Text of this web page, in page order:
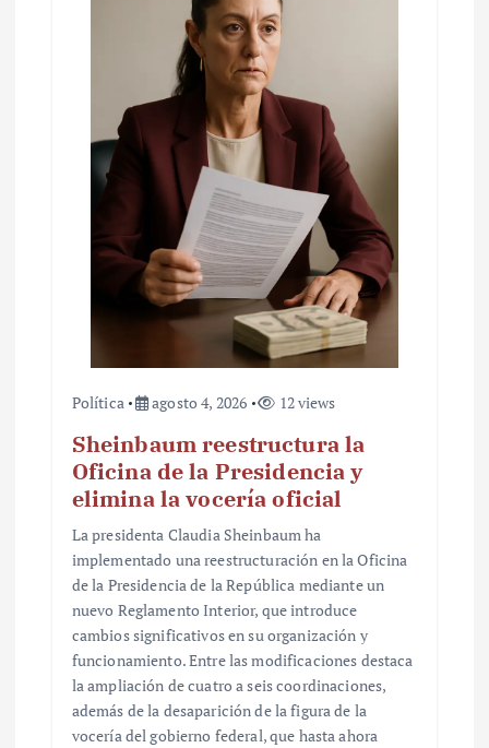
Política agosto 4, 2026 12 views
Sheinbaum reestructura la
Oficina de la Presidencia y
elimina la vocería oficial
La presidenta Claudia Sheinbaum ha
implementado una reestructuración en la Oficina
de la Presidencia de la República mediante un
nuevo Reglamento Interior, que introduce
cambios significativos en su organización y
funcionamiento. Entre las modificaciones destaca
la ampliación de cuatro a seis coordinaciones,
además de la desaparición de la figura de la
vocería del gobierno federal, que hasta ahora